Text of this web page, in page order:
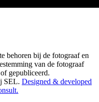
behoren bij de fotograaf en
van de fotograaf
gepubliceerd.
SEL. Designed & developed